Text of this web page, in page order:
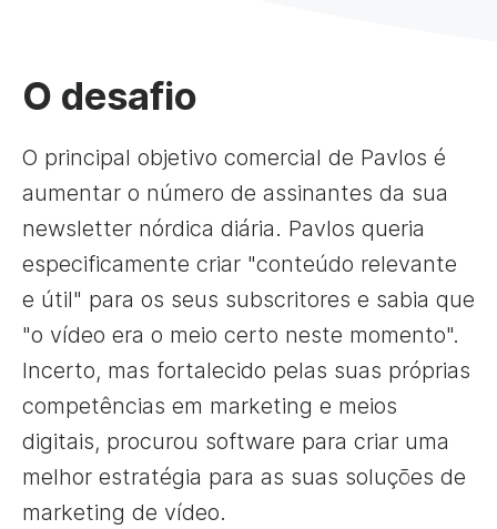
O desafio
O principal objetivo comercial de Pavlos é
aumentar o número de assinantes da sua
newsletter nórdica diária. Pavlos queria
especificamente criar "conteúdo relevante
e útil" para os seus subscritores e sabia que
"o vídeo era o meio certo neste momento".
Incerto, mas fortalecido pelas suas próprias
competências em marketing e meios
digitais, procurou software para criar uma
melhor estratégia para as suas soluções de
marketing de vídeo.